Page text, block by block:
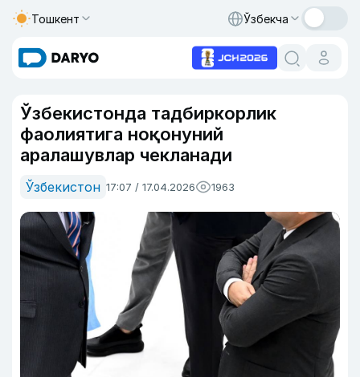
Тошкент Ўзбекча
Ўзбекистонда тадбиркорлик
фаолиятига ноқонуний
аралашувлар чекланади
Ўзбекистон 17:07 / 17.04.2026 1963